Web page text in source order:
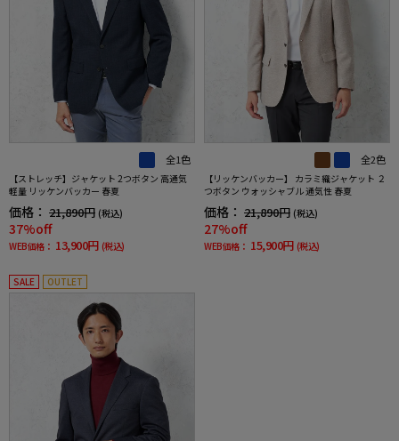
全1色
【ストレッチ】ジャケット 2つボタン 高通気
軽量 リッケンバッカー 春夏
価格： 21,890円 (税込)
37%off
WEB価格： 13,900円 (税込)
全2色
【リッケンバッカー】 カラミ織ジャケット ２
つボタン ウォッシャブル 通気性 春夏
価格： 21,890円 (税込)
27%off
WEB価格： 15,900円 (税込)
SALE OUTLET